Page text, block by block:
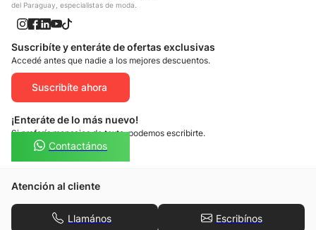
del Paraguay, especialistas de moda.
Suscribíte y enteráte de ofertas exclusivas
Accedé antes que nadie a los mejores descuentos.
Suscribíte ahora
¡Enteráte de lo más nuevo!
Si preferís mensajes de texto, podemos escribirte.
Contactános
Atención al cliente
Llamános Escribínos